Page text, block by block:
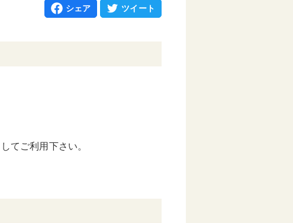
シェア ツイート
てご利用下さい。